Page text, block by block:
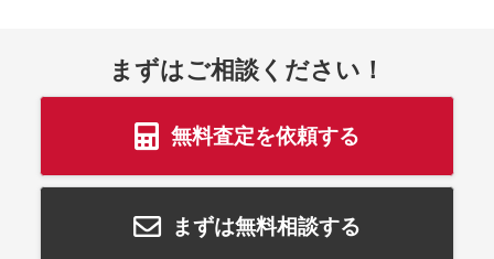
まずはご相談ください！
無料査定を依頼する
まずは無料相談する